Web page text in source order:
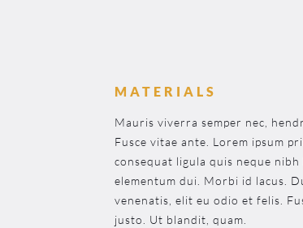
MATERIALS
Mauris viverra semper nec,
Fusce vitae ante. Lorem ipsum
consequat ligula quis neque nibh
elementum dui. Morbi id lacus.
venenatis, elit eu odio et felis.
justo. Ut blandit, quam.